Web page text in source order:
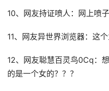
10、网友持证喷人：网上喷
11、网友异世界浏览器：这
12、网友聪慧百灵鸟0Cq：
的是一个女的？？？